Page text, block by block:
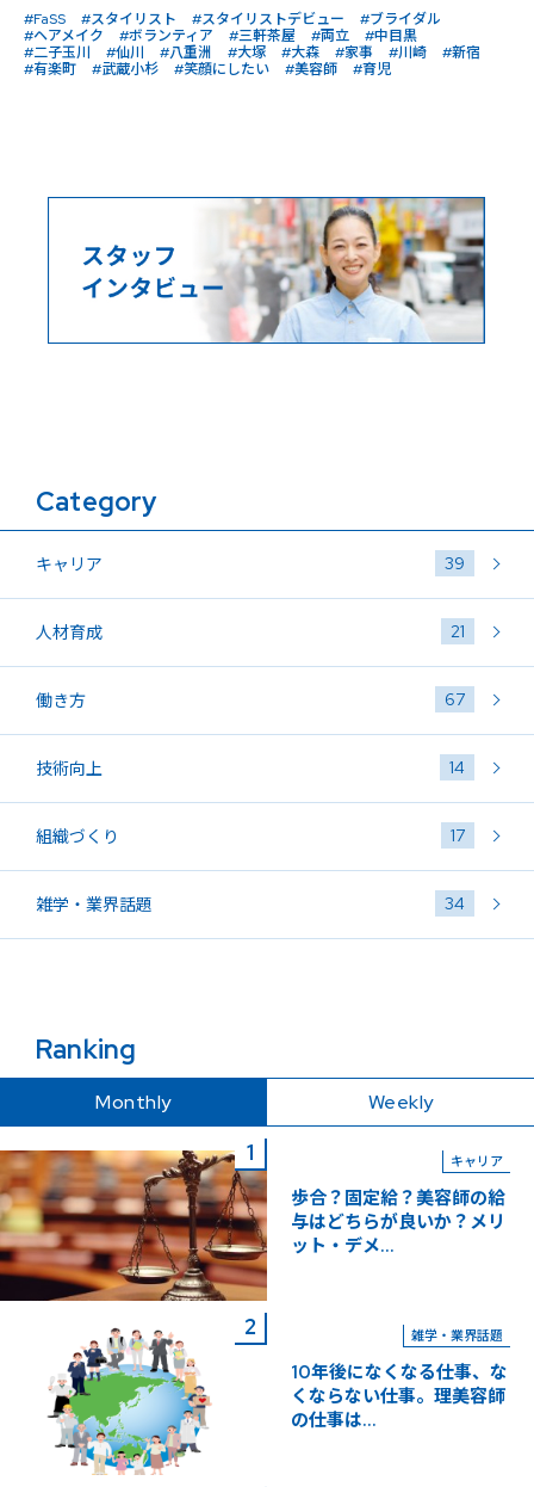
#FaSS #スタイリスト #スタイリストデビュー
#ブライダル
#ヘアメイク
#ボランティア #三軒茶屋 #両立
#中目黒
#二子玉川
#仙川 #八重洲 #大塚 #大森 #家事 #川崎
#新宿
#有楽町
#武蔵小杉 #笑顔にしたい #美容師 #育児
Category
キャリア 39
人材育成 21
働き方 67
技術向上 14
組織づくり 17
雑学・業界話題 34
Ranking
Monthly Weekly
キャリア
歩合？固定給？美容師の給
与はどちらが良いか？メリ
ット・デメ...
雑学・業界話題
10年後になくなる仕事、な
くならない仕事。理美容師
の仕事は...